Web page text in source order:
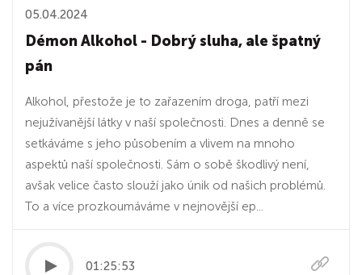
05.04.2024
Démon Alkohol - Dobrý sluha, ale špatný
pán
Alkohol, přestože je to zařazením droga, patří mezi
nejužívanější látky v naší společnosti. Dnes a denně se
setkáváme s jeho působením a vlivem na mnoho
aspektů naší společnosti. Sám o sobě škodlivý není,
avšak velice často slouží jako únik od našich problémů.
To a více prozkoumáváme v nejnovější ep...
01:25:53